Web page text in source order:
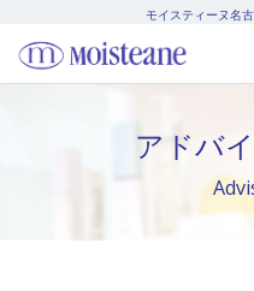
モイスティーヌ名
アドバ